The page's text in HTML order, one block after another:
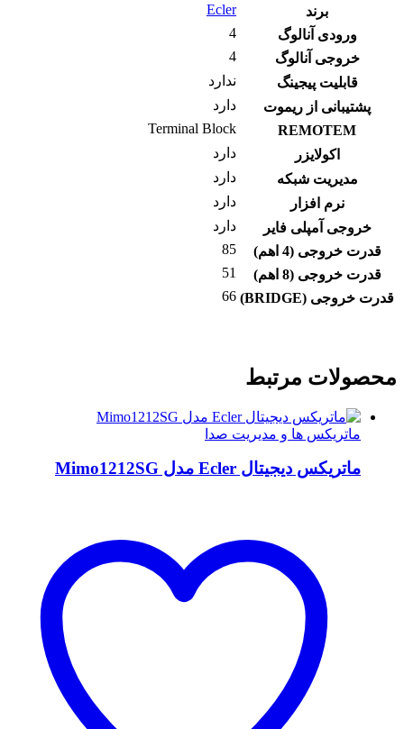
برند
Ecler
ورودی آنالوگ
4
خروجی آنالوگ
4
قابلیت پیجینگ
ندارد
پشتیبانی از ریموت
دارد
REMOTEM
Terminal Block
اکولایزر
دارد
مدیریت شبکه
دارد
نرم افزار
دارد
خروجی آمپلی فایر
دارد
قدرت خروجی (4 اهم)
85
قدرت خروجی (8 اهم)
51
قدرت خروجی (BRIDGE)
66
محصولات مرتبط
ماتریکس ها و مدیریت صدا
ماتریکس دیجیتال Ecler مدل Mimo1212SG